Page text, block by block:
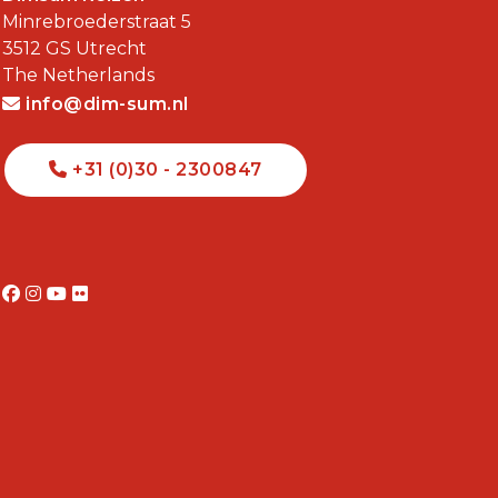
Minrebroederstraat 5
3512 GS Utrecht
The Netherlands
info@dim-sum.nl
+31 (0)30 - 2300847